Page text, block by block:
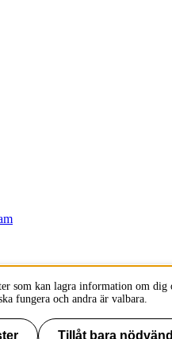
som kan lagra information om
fungera och andra är valbara.
Tillåt bara